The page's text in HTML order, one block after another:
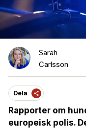
Sarah
Carlsson
Dela
Rapporter om
europeisk polis.